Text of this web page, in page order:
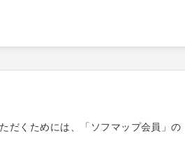
だくためには、「ソフマップ会員」の